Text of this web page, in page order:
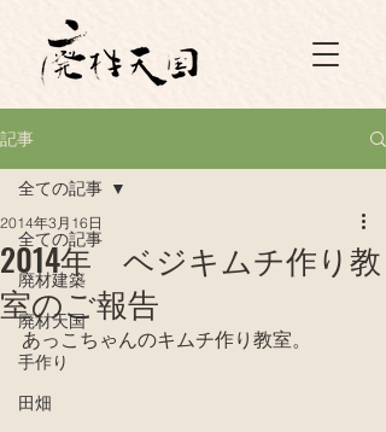
記事
全ての記事
廃材建築
廃材天国
手作り
田畑
全ての記事
2014年 ベジキムチ作り教
室のご報告
2014年3月16日
あっこちゃんのキムチ作り教室。